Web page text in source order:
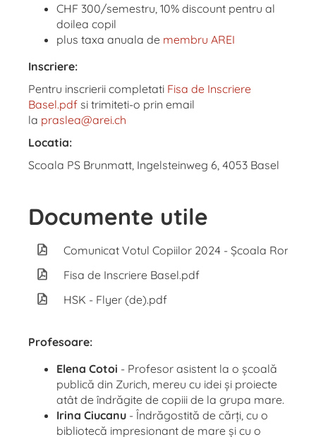
CHF 300/semestru, 10% discount pentru al
doilea copil
plus taxa anuala de membru AREI
Inscriere:
Pentru inscrierii completati Fisa de Inscriere
Basel.pdf si trimiteti-o prin email
la praslea@arei.ch
Locatia:
Scoala PS Brunmatt, Ingelsteinweg 6, 4053 Basel
Documente utile
Comunicat Votul Copiilor 2024 - Școala
Fisa de Inscriere Basel.pdf
HSK - Flyer (de).pdf
Profesoare:
Elena Cotoi - Profesor asistent la o școală
publică din Zurich, mereu cu idei și proiecte
atât de îndrăgite de copiii de la grupa mare.
Irina Ciucanu - Îndrăgostită de cărți, cu o
bibliotecă impresionant de mare și cu o